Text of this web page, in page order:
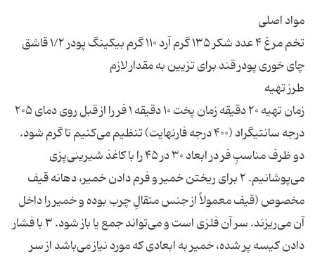
تخم مرغ ۴ عدد شکر ۱۳۵ گرم آرد ۱۱۰ گرم بیکینگ پودر ۱/۲ قاشق
زمان تهیه ۲۰ دقیقه زمان پخت ۱۰ دقیقه ۱ فر را از قبل روی دمای ۲۰۵
درجه سانتیگراد (۴۰۰ درجه فارنهایت) تنظیم می‌کنیم تا گرم شود.
دو ظرف مناسبِ فر در ابعاد ۳۰ در ۴۵ را با کاغذ‌ شیرینی‌پزی
می‌پوشانیم. ۲ برای ریختن خمیر و فرم دادن خمیر، دهانه قیف
مخصوص (قیف معمولاً از جنس متقالِ چرب بوده و خمیر را داخل
آن می‌ریزند. سر آن فلزی است و می‌تواند جمع یا باز شود. ۳ با فشار
دادن کیسه پر شده، خمیر به ابعادی که مورد نیاز می‌باشد از سر